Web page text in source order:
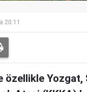
20:11
özellikle